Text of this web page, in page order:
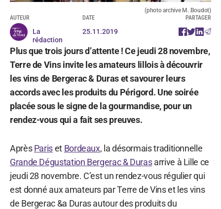
(photo archive M. Boudot)
AUTEUR
La
rédaction
DATE
25.11.2019
PARTAGER
Plus que trois jours d’attente ! Ce jeudi 28 novembre,
Terre de Vins invite les amateurs lillois à découvrir
les vins de Bergerac & Duras et savourer leurs
accords avec les produits du Périgord. Une soirée
placée sous le signe de la gourmandise, pour un
rendez-vous qui a fait ses preuves.
AprèsPariset Bordeaux, la désormais traditionnelle
Grande Dégustation Bergerac & Durasarrive à Lille ce
jeudi 28 novembre. C’est un rendez-vous régulier qui
est donné aux amateurs par Terre de Vins et les vins
de Bergerac &a Duras autour des produits du